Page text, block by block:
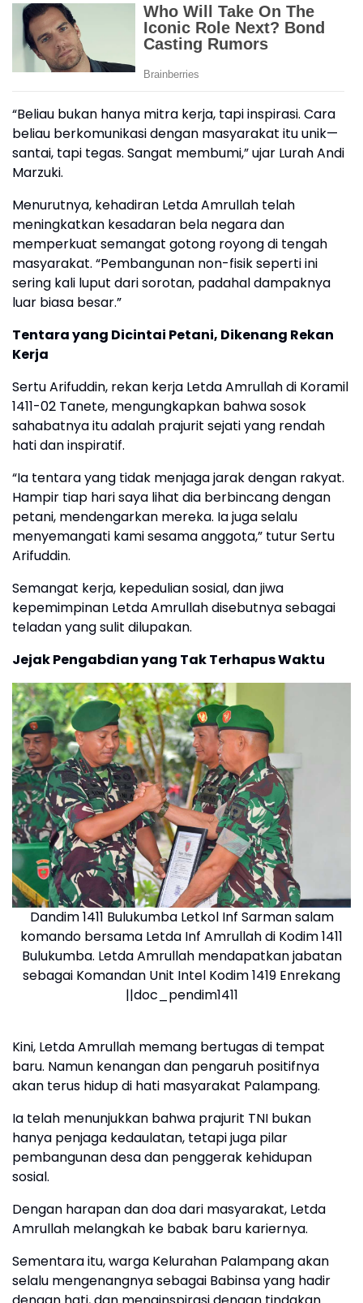
“Beliau bukan hanya mitra kerja, tapi inspirasi. Cara
beliau berkomunikasi dengan masyarakat itu unik—
santai, tapi tegas. Sangat membumi,” ujar Lurah Andi
Marzuki.
Menurutnya, kehadiran Letda Amrullah telah
meningkatkan kesadaran bela negara dan
memperkuat semangat gotong royong di tengah
masyarakat. “Pembangunan non-fisik seperti ini
sering kali luput dari sorotan, padahal dampaknya
luar biasa besar.”
Tentara yang Dicintai Petani, Dikenang Rekan
Kerja
Sertu Arifuddin, rekan kerja Letda Amrullah di Koramil
1411-02 Tanete, mengungkapkan bahwa sosok
sahabatnya itu adalah prajurit sejati yang rendah
hati dan inspiratif.
“Ia tentara yang tidak menjaga jarak dengan rakyat.
Hampir tiap hari saya lihat dia berbincang dengan
petani, mendengarkan mereka. Ia juga selalu
menyemangati kami sesama anggota,” tutur Sertu
Arifuddin.
Semangat kerja, kepedulian sosial, dan jiwa
kepemimpinan Letda Amrullah disebutnya sebagai
teladan yang sulit dilupakan.
Jejak Pengabdian yang Tak Terhapus Waktu
Dandim 1411 Bulukumba Letkol Inf Sarman salam
komando bersama Letda Inf Amrullah di Kodim 1411
Bulukumba. Letda Amrullah mendapatkan jabatan
sebagai Komandan Unit Intel Kodim 1419 Enrekang
||doc_pendim1411
Kini, Letda Amrullah memang bertugas di tempat
baru. Namun kenangan dan pengaruh positifnya
akan terus hidup di hati masyarakat Palampang.
Ia telah menunjukkan bahwa prajurit TNI bukan
hanya penjaga kedaulatan, tetapi juga pilar
pembangunan desa dan penggerak kehidupan
sosial.
Dengan harapan dan doa dari masyarakat, Letda
Amrullah melangkah ke babak baru kariernya.
Sementara itu, warga Kelurahan Palampang akan
selalu mengenangnya sebagai Babinsa yang hadir